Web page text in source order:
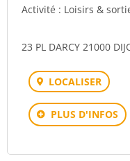
Activité : Loisirs &
23 PL DARCY 21000
LOCALISER
PLUS D'INFOS